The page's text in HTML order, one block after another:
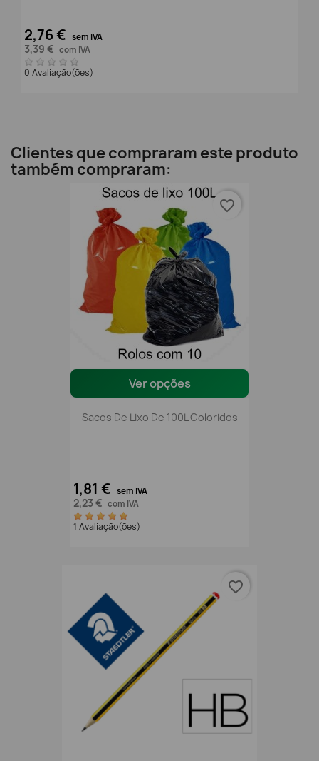
2,76 € sem IVA
3,39 € com IVA
0 Avaliação(ões)
Clientes que compraram este produto
também compraram:
Ver opções
Sacos De Lixo De 100L Coloridos
1,81 € sem IVA
2,23 € com IVA
1 Avaliação(ões)
favorite_border
favorite_border